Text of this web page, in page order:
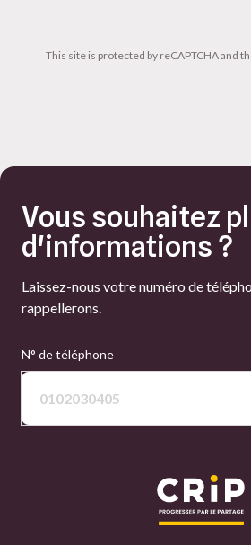
This site is protected by reCAPTCHA and
Vous souhaitez
d'informations ?
Laissez-nous votre numéro de
rappellerons.
N° de téléphone